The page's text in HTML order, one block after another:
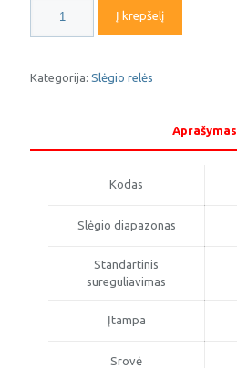
kiekis:
Slėgio
PT/5
Į krepšelį
Kategorija: Slėgio relės
Aprašymas
Kodas
Slėgio diapazonas
Standartinis
sureguliavimas
Įtampa
Srovė